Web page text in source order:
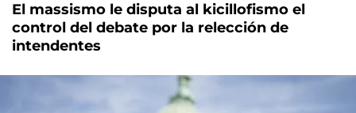
El massismo le disputa al kicillofismo el
control del debate por la relección de
intendentes